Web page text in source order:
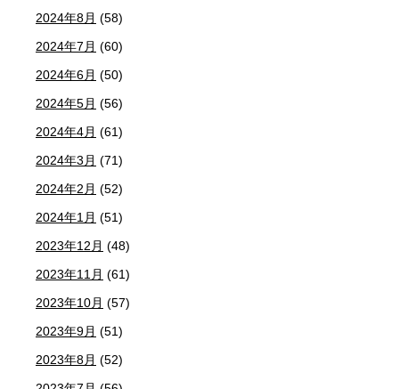
2024年8月 (58)
2024年7月 (60)
2024年6月 (50)
2024年5月 (56)
2024年4月 (61)
2024年3月 (71)
2024年2月 (52)
2024年1月 (51)
2023年12月 (48)
2023年11月 (61)
2023年10月 (57)
2023年9月 (51)
2023年8月 (52)